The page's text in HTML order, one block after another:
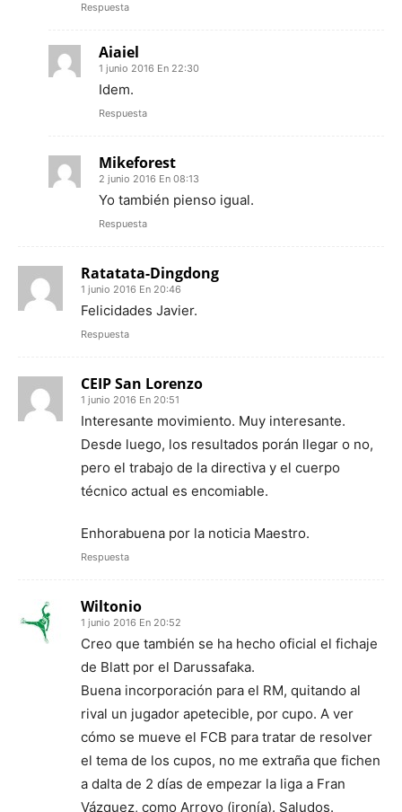
Respuesta
Aiaiel
1 junio 2016 En 22:30
Idem.
Respuesta
Mikeforest
2 junio 2016 En 08:13
Yo también pienso igual.
Respuesta
Ratatata-Dingdong
1 junio 2016 En 20:46
Felicidades Javier.
Respuesta
CEIP San Lorenzo
1 junio 2016 En 20:51
Interesante movimiento. Muy interesante.
Desde luego, los resultados porán llegar o no,
pero el trabajo de la directiva y el cuerpo
técnico actual es encomiable.
Enhorabuena por la noticia Maestro.
Respuesta
Wiltonio
1 junio 2016 En 20:52
Creo que también se ha hecho oficial el fichaje
de Blatt por el Darussafaka.
Buena incorporación para el RM, quitando al
rival un jugador apetecible, por cupo. A ver
cómo se mueve el FCB para tratar de resolver
el tema de los cupos, no me extraña que fichen
a dalta de 2 días de empezar la liga a Fran
Vázquez, como Arroyo (ironía). Saludos.